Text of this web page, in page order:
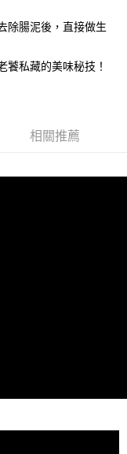
除腸泥後，直接做生
饕私藏的美味秘技！
相關推薦